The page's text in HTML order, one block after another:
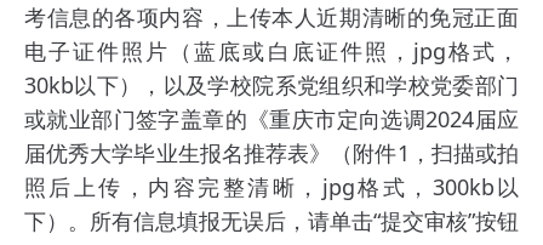
考信息的各项内容，上传本人近期清晰的免冠正面
电子证件照片（蓝底或白底证件照，jpg格式，
30kb以下），以及学校院系党组织和学校党委部门
或就业部门签字盖章的《重庆市定向选调2024届应
届优秀大学毕业生报名推荐表》（附件1，扫描或拍
照后上传，内容完整清晰，jpg格式，300kb以
下）。所有信息填报无误后，请单击“提交审核”按钮